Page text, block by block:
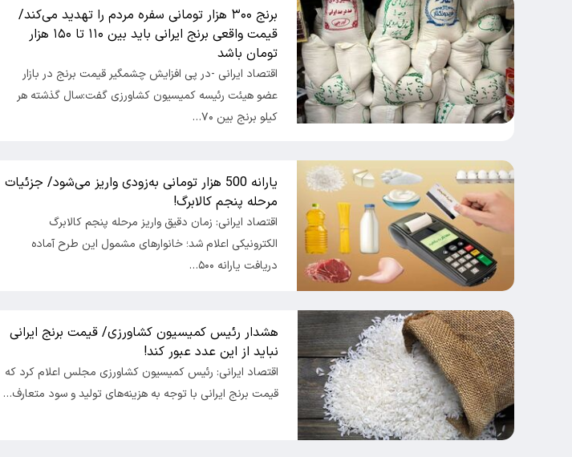
برنج ۳۰۰ هزار تومانی سفره مردم را تهدید می‌کند/
قیمت واقعی برنج ایرانی باید بین ۱۱۰ تا ۱۵۰ هزار
تومان باشد
اقتصاد ایرانی -در پی افزایش چشمگیر قیمت برنج در بازار
عضو هیئت رئیسه کمیسیون کشاورزی گفت:سال گذشته هر
کیلو برنج بین ۷۰…
یارانه 500 هزار تومانی به‌زودی واریز می‌شود/ جزئیات
مرحله پنجم کالابرگ!
اقتصاد ایرانی: زمان دقیق واریز مرحله پنجم کالابرگ
الکترونیکی اعلام شد؛ خانوارهای مشمول این طرح آماده
دریافت یارانه ۵۰۰…
هشدار رئیس کمیسیون کشاورزی/ قیمت برنج ایرانی
نباید از این عدد عبور کند!
اقتصاد ایرانی: رئیس کمیسیون کشاورزی مجلس اعلام کرد که
قیمت برنج ایرانی با توجه به هزینه‌های تولید و سود متعارف…